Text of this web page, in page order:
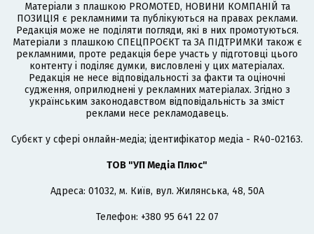
Матеріали з плашкою PROMOTED, НОВИНИ КОМПАНІЙ та
ПОЗИЦІЯ є рекламними та публікуються на правах реклами.
Редакція може не поділяти погляди, які в них промотуються.
Матеріали з плашкою СПЕЦПРОЄКТ та ЗА ПІДТРИМКИ також є
рекламними, проте редакція бере участь у підготовці цього
контенту і поділяє думки, висловлені у цих матеріалах.
Редакція не несе відповідальності за факти та оціночні
судження, оприлюднені у рекламних матеріалах. Згідно з
українським законодавством відповідальність за зміст
реклами несе рекламодавець.
Cубєкт у сфері онлайн-медіа; ідентифікатор медіа - R40-02163.
ТОВ "УП Медіа Плюс"
Адреса: 01032, м. Київ, вул. Жилянська, 48, 50А
Телефон: +380 95 641 22 07